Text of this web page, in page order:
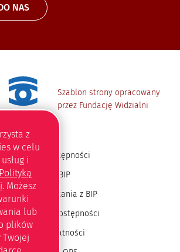
z
w celu
i
Polityką
. Możesz
lub
plików
Twojej
NAS
Szablon strony opracowany
przez Fundację Widzialni
Deklaracja dostępności
Redakcja BIP
Instrukcja korzystania z BIP
o dostępności
Polityka prywatności